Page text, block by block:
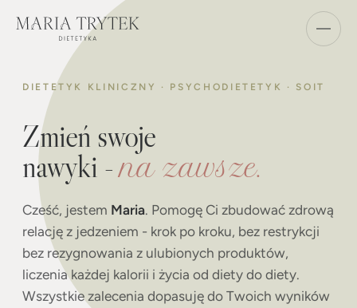
DIETETYK KLINICZNY · PSYCHODIETETYK · SOIT
Zmień swoje
nawyki -na zawsze.
Cześć, jestem Maria. Pomogę Ci zbudować zdrową
relację z jedzeniem - krok po kroku, bez restrykcji
bez rezygnowania z ulubionych produktów,
liczenia każdej kalorii i życia od diety do diety.
Wszystkie zalecenia dopasuję do Twoich wyników